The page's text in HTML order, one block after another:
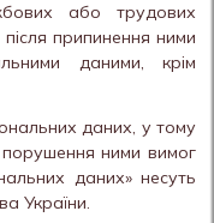
або трудових
припинення ними
даними, крім
даних, у тому
порушення ними вимог
даних» несуть
України.